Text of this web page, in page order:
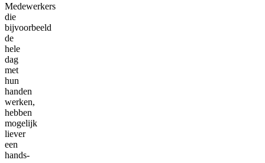
Medewerkers
die
bijvoorbeeld
de
hele
dag
met
hun
handen
werken,
hebben
mogelijk
liever
een
hands-